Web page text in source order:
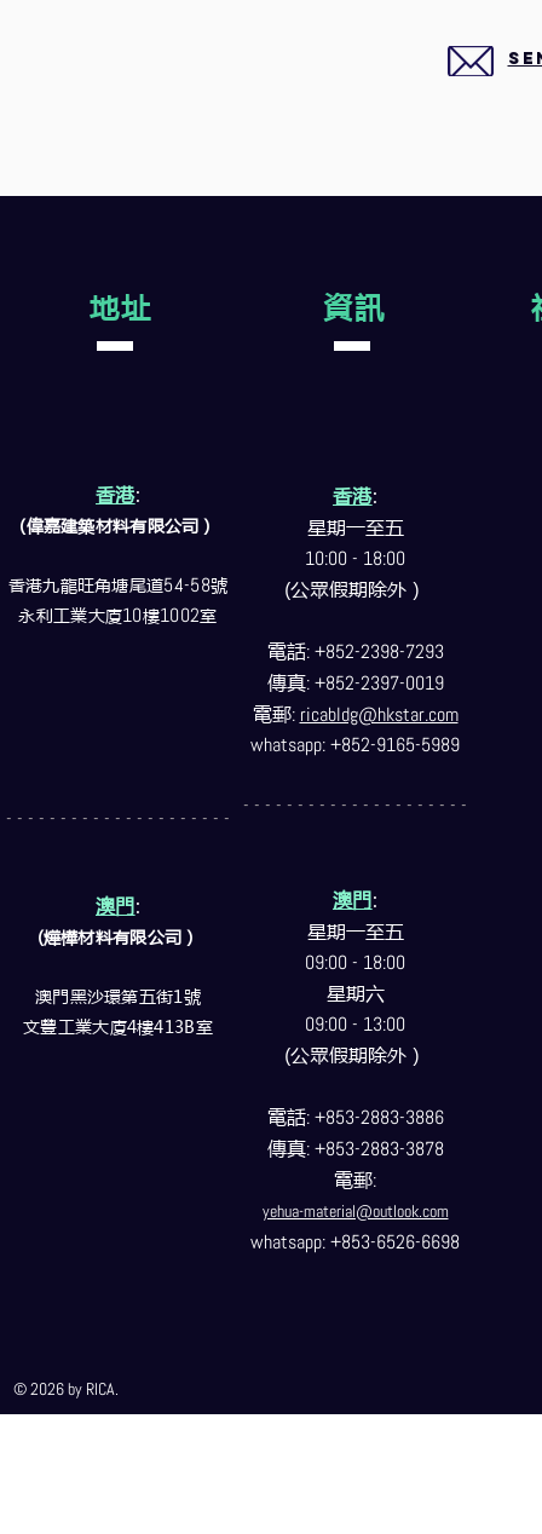
地址
香港:
(偉嘉建築材料有限公司）
香港九龍旺角塘尾道54-58號
永利工業大廈10樓1002室
- - - - - - - - - - - - - - - - - - - - -
澳門:
(燁樺材料有限公司）
澳門黑沙環第五街1號
文豐工業大廈4樓413B室
資訊
香港:
星期一至五
10:00 - 18:00
(公眾假期除外）
電話: +852-2398-7293
傳真: +852-2397-0019
電郵: ricabldg@hkstar.com
whatsapp: +852-9165-5989
- - - - - - - - - - - - - - - - - - - - -
澳門:
星期一至五
09:00 - 18:00
星期六
09:00 - 13:00
(公眾假期除外）
電話: +853-2883-3886
傳真: +853-2883-3878
電郵:
yehua-material@outlook.com
whatsapp: +853-6526-6698
© 2026 by RICA.